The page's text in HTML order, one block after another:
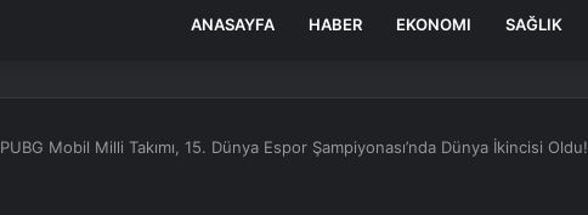
ANASAYFA HABER EKONOMI SAĞLIK
PUBG Mobil Milli Takımı, 15. Dünya Espor Şampiyonası’nda Dünya İkincisi Oldu!